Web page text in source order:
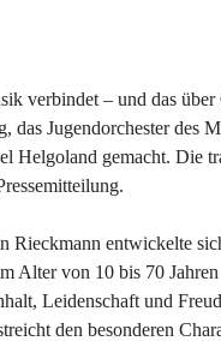
verbindet – und das
das Jugendorchester des
Helgoland gemacht. Die
entwickelte
Alter von 10 bis 70
Leidenschaft und
den besonderen